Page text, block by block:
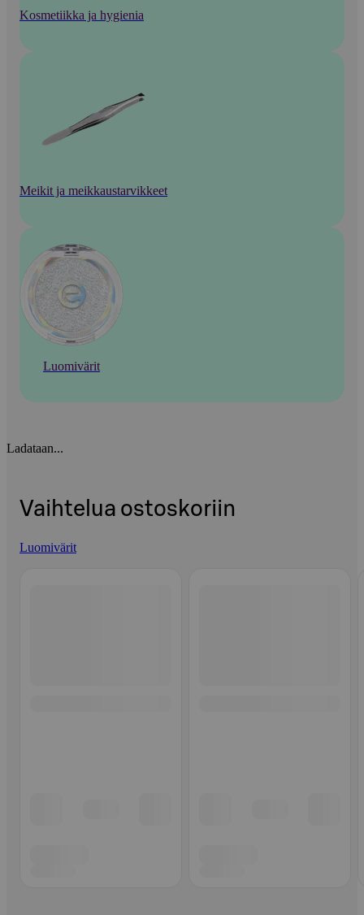
Kosmetiikka ja hygienia
Meikit ja meikkaustarvikkeet
Luomivärit
Ladataan...
Vaihtelua ostoskoriin
Luomivärit